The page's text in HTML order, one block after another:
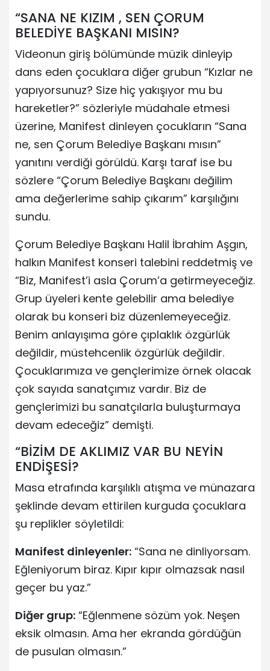
“SANA NE KIZIM , SEN ÇORUM
BELEDİYE BAŞKANI MISIN?
Videonun giriş bölümünde müzik dinleyip
dans eden çocuklara diğer grubun “Kızlar ne
yapıyorsunuz? Size hiç yakışıyor mu bu
hareketler?” sözleriyle müdahale etmesi
üzerine, Manifest dinleyen çocukların “Sana
ne, sen Çorum Belediye Başkanı mısın”
yanıtını verdiği görüldü. Karşı taraf ise bu
sözlere “Çorum Belediye Başkanı değilim
ama değerlerime sahip çıkarım” karşılığını
sundu.
Çorum Belediye Başkanı Halil İbrahim Aşgın,
halkın Manifest konseri talebini reddetmiş ve
“Biz, Manifest’i asla Çorum’a getirmeyeceğiz.
Grup üyeleri kente gelebilir ama belediye
olarak bu konseri biz düzenlemeyeceğiz.
Benim anlayışıma göre çıplaklık özgürlük
değildir, müstehcenlik özgürlük değildir.
Çocuklarımıza ve gençlerimize örnek olacak
çok sayıda sanatçımız vardır. Biz de
gençlerimizi bu sanatçılarla buluşturmaya
devam edeceğiz” demişti.
“BİZİM DE AKLIMIZ VAR BU NEYİN
ENDİŞESİ?
Masa etrafında karşılıklı atışma ve münazara
şeklinde devam ettirilen kurguda çocuklara
şu replikler söyletildi:
Manifest dinleyenler: “Sana ne dinliyorsam.
Eğleniyorum biraz. Kıpır kıpır olmazsak nasıl
geçer bu yaz.”
Diğer grup: “Eğlenmene sözüm yok. Neşen
eksik olmasın. Ama her ekranda gördüğün
de pusulan olmasın.”